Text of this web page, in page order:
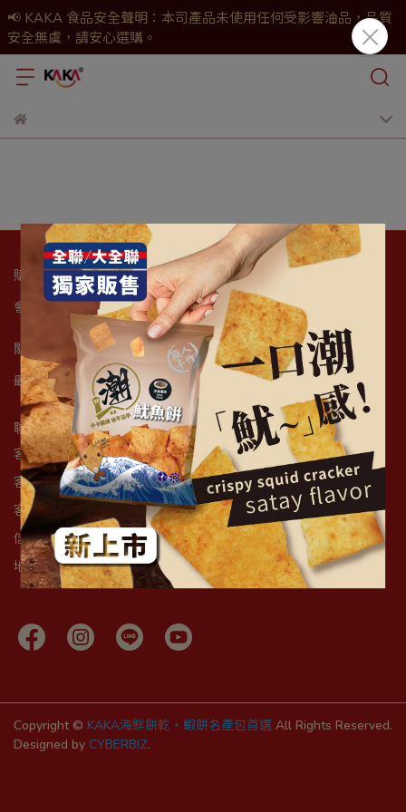
📢 KAKA 食品安全聲明：本司產品未使用任何受影響油品，品質
安全無虞，請安心選購。
購物須知
會員分級 新客優惠 消費積點 服務條款 隱私政策
關於我們
最新動態 品牌故事 KAKA形象網 聯絡我們
聯絡資訊
客服專線：+886-4-7586880
客服傳真：+886-4-7586660
客服時間：8:30am - 5:30pm
信箱：ka-ka@ka-ka.com.tw
地址：507彰化縣線西鄉線東路一段185號
Copyright © KAKA海鮮餅乾・蝦餅名產包首選 All Rights Reserved.
Designed by CYBERBIZ.